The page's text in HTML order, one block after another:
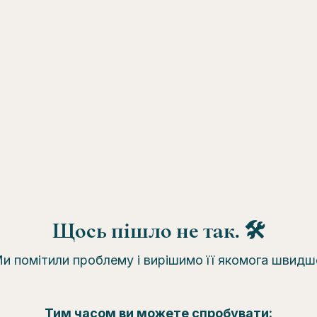
Щось пішло не так. 🛠
помітили проблему і вирішимо її якомога
Тим часом ви можете спробувати: